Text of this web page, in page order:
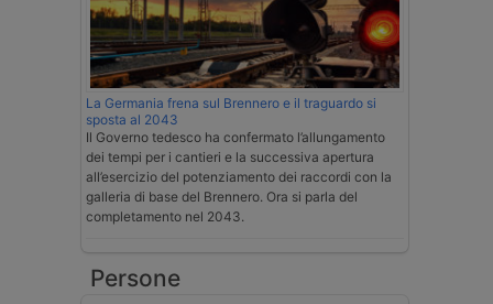
La Germania frena sul Brennero e il traguardo si
sposta al 2043
Il Governo tedesco ha confermato l’allungamento
dei tempi per i cantieri e la successiva apertura
all’esercizio del potenziamento dei raccordi con la
galleria di base del Brennero. Ora si parla del
completamento nel 2043.
Persone